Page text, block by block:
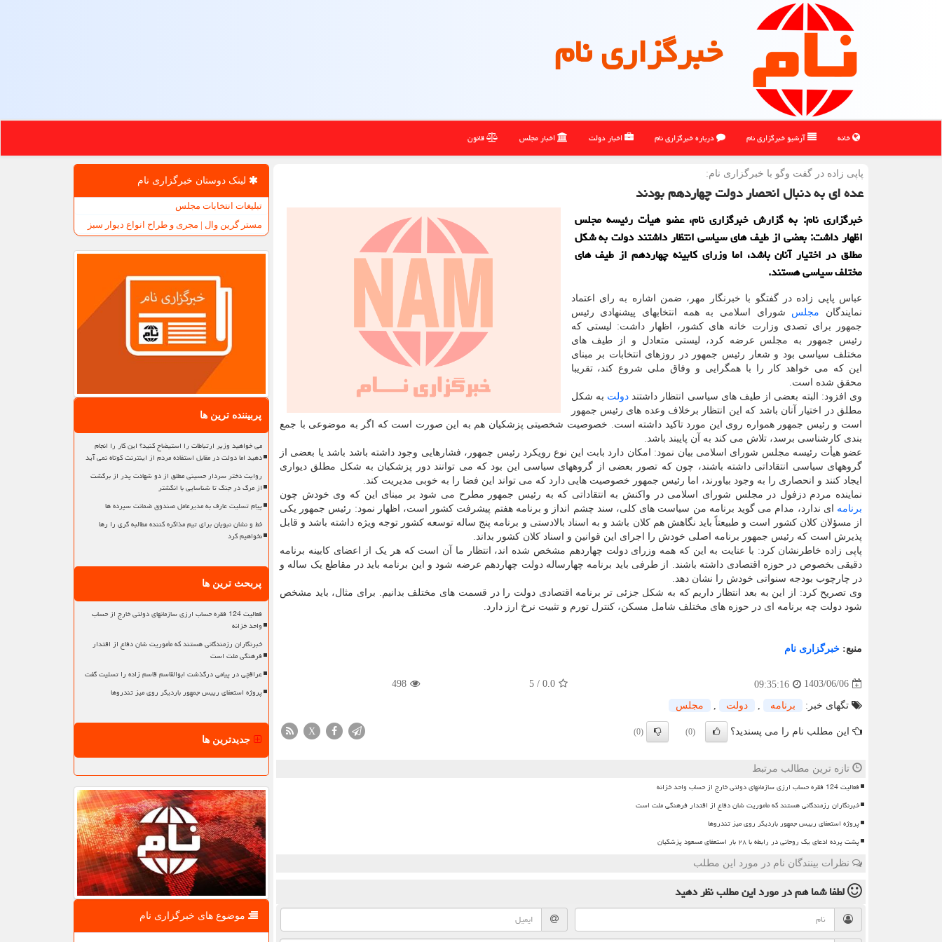
خبرگزاری نام
خانه آرشیو خبرگزاری نام درباره خبرگزاری نام اخبار دولت اخبار مجلس قانون
پاپی زاده در گفت وگو با خبرگزاری نام:
عده ای به دنبال انحصار دولت چهاردهم بودند
خبرگزاری نام: به گزارش خبرگزاری نام، عضو هیأت رئیسه مجلس
اظهار داشت: بعضی از طیف های سیاسی انتظار داشتند دولت به شکل
مطلق در اختیار آنان باشد، اما وزرای کابینه چهاردهم از طیف های
مختلف سیاسی هستند.
عباس پاپی زاده در گفتگو با خبرنگار مهر، ضمن اشاره به رای اعتماد
نمایندگان مجلس شورای اسلامی به همه انتخابهای پیشنهادی رئیس
جمهور برای تصدی وزارت خانه های کشور، اظهار داشت: لیستی که
رئیس جمهور به مجلس عرضه کرد، لیستی متعادل و از طیف های
مختلف سیاسی بود و شعار رئیس جمهور در روزهای انتخابات بر مبنای
این که می خواهد کار را با همگرایی و وفاق ملی شروع کند، تقریبا
محقق شده است.
وی افزود: البته بعضی از طیف های سیاسی انتظار داشتنددولت به شکل
مطلق در اختیار آنان باشد که این انتظار برخلاف وعده های رئیس جمهور
است و رئیس جمهور همواره روی این مورد تاکید داشته است. خصوصیت شخصیتی پزشکیان هم به این صورت است که اگر به موضوعی با جمع
بندی کارشناسی برسد، تلاش می کند به آن پایبند باشد.
عضو هیأت رئیسه مجلس شورای اسلامی بیان نمود: امکان دارد بابت این نوع رویکرد رئیس جمهور، فشارهایی وجود داشته باشد باشد یا بعضی از
گروههای سیاسی انتقاداتی داشته باشند، چون که تصور بعضی از گروههای سیاسی این بود که می توانند دور پزشکیان به شکل مطلق دیواری
ایجاد کنند و انحصاری را به وجود بیاورند، اما رئیس جمهور خصوصیت هایی دارد که می تواند این فضا را به خوبی مدیریت کند.
نماینده مردم دزفول در مجلس شورای اسلامی در واکنش به انتقاداتی که به رئیس جمهور مطرح می شود بر مبنای این که وی خودش چون
برنامه ای ندارد، مدام می گوید برنامه من سیاست های کلی، سند چشم انداز و برنامه هفتم پیشرفت کشور است، اظهار نمود: رئیس جمهور یکی
از مسؤلان کلان کشور است و طبیعتاً باید نگاهش هم کلان باشد و به اسناد بالادستی و برنامه پنج ساله توسعه کشور توجه ویژه داشته باشد و قابل
پذیرش است که رئیس جمهور برنامه اصلی خودش را اجرای این قوانین و اسناد کلان کشور بداند.
پاپی زاده خاطرنشان کرد: با عنایت به این که همه وزرای دولت چهاردهم مشخص شده اند، انتظار ما آن است که هر یک از اعضای کابینه برنامه
دقیقی بخصوص در حوزه اقتصادی داشته باشند. از طرفی باید برنامه چهارساله دولت چهاردهم عرضه شود و این برنامه باید در مقاطع یک ساله و
در چارچوب بودجه سنواتی خودش را نشان دهد.
وی تصریح کرد: از این به بعد انتظار داریم که به شکل جزئی تر برنامه اقتصادی دولت را در قسمت های مختلف بدانیم. برای مثال، باید مشخص
شود دولت چه برنامه ای در حوزه های مختلف شامل مسکن، کنترل تورم و تثبیت نرخ ارز دارد.
منبع: خبرگزاری نام
1403/06/06
09:35:16
0.0
/
5
498
تگهای خبر: برنامه دولت مجلس
این مطلب نام را می پسندید؟ (0)
(0)
X
تازه ترین مطالب مرتبط
فعالیت 124 فقره حساب ارزی سازمانهای دولتی خارج از حساب واحد خزانه
خبرنگاران رزمندگانی هستند که مأموریت شان دفاع از اقتدار فرهنگی ملت است
پروژه استعفای رییس جمهور باردیگر روی میز تندروها
پشت پرده ادعای یک روحانی در رابطه با ۲۸ بار استعفای مسعود پزشکیان
نظرات بینندگان نام در مورد این مطلب
لطفا شما همدر مورد این مطلبنظر دهید
لینک دوستان خبرگزاری نام
تبلیغات انتخابات مجلس
مستر گرین وال | مجری و طراح انواع دیوار سبز
پربیننده ترین ها
می خواهید وزیر ارتباطات را استیضاح کنید؟ این کار را انجام
دهید اما دولت در مقابل استفاده مردم از اینترنت کوتاه نمی آید
روایت دختر سردار حسینی مطلق از دو شهادت پدر از برگشت
از مرگ در جنگ تا شناسایی با انگشتر
پیام تسلیت عارف به مدیرعامل صندوق ضمانت سپرده ها
خط و نشان نبویان برای تیم مذاکره کننده مطالبه گری را رها
نخواهیم کرد
پربحث ترین ها
فعالیت 124 فقره حساب ارزی سازمانهای دولتی خارج از حساب
واحد خزانه
خبرنگاران رزمندگانی هستند که مأموریت شان دفاع از اقتدار
فرهنگی ملت است
عراقچی در پیامی درگذشت ابوالقاسم قاسم زاده را تسلیت گفت
پروژه استعفای رییس جمهور باردیگر روی میز تندروها
جدیدترین ها
موضوع های خبرگزاری نام